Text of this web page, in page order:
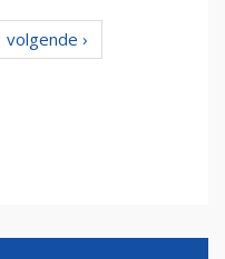
volgende ›